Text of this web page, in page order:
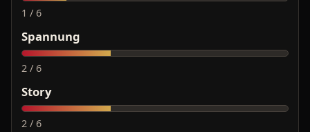
1 / 6
Spannung
2 / 6
Story
2 / 6